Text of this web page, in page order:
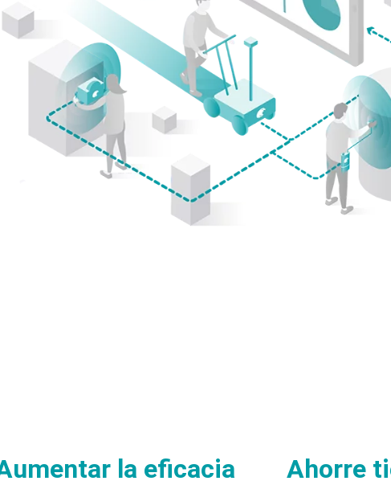
la eficacia
Ahorre